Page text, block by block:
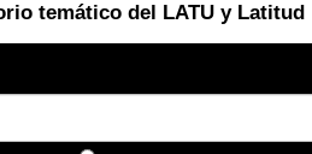
temático del LATU y Latitud